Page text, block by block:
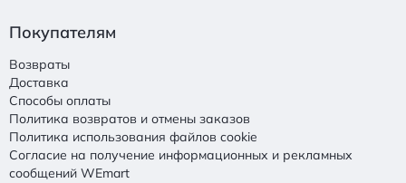
Покупателям
Возвраты
Доставка
Способы оплаты
Политика возвратов и отмены заказов
Политика использования файлов cookie
Согласие на получение информационных и рекламных
сообщений WEmart